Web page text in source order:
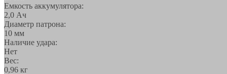
Емкость аккумулятора:
2,0 Ач
Диаметр патрона:
10 мм
Наличие удара:
Нет
Вес:
0,96 кг